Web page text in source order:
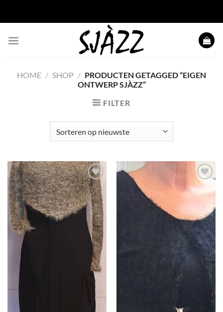
HOME / SHOP / PRODUCTEN GETAGGED “EIGEN
ONTWERP SJÀZZ”
FILTER
Toevoegen
aan
wenslijst
Toevoegen
aan